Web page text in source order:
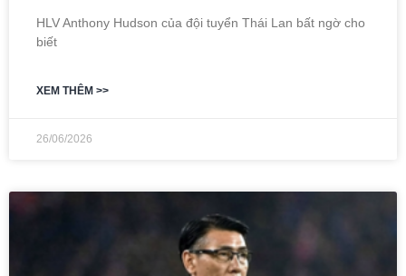
HLV Anthony Hudson của đội tuyển Thái Lan bất ngờ cho
biết
XEM THÊM >>
26/06/2026